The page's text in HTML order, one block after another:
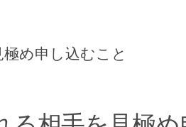
め申し込むこと